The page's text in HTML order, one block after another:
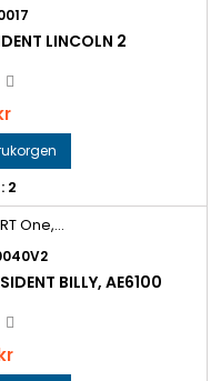
LINCOLN 2
2
BILLY, AE6100